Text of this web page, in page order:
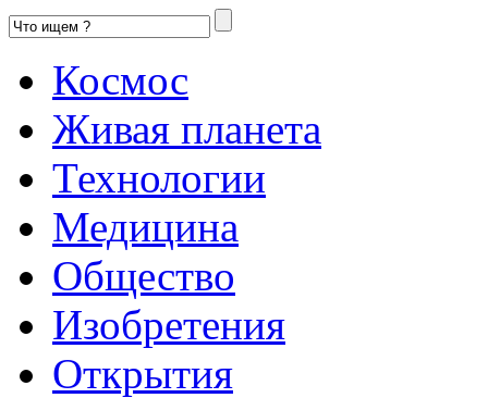
Космос
Живая планета
Технологии
Медицина
Общество
Изобретения
Открытия